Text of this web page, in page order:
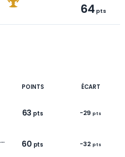
64 pts
POINTS ÉCART
63 pts -29 pts
60 pts -32 pts